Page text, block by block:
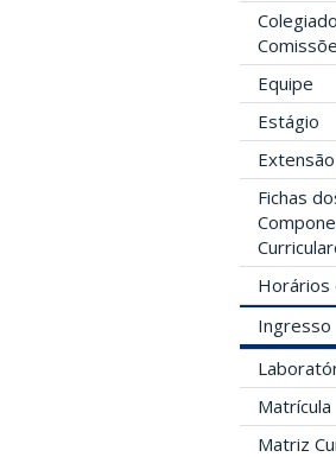
Equipe
Estágio
Extensão
Fichas
Horários
Ingresso
Matrícula
Matriz